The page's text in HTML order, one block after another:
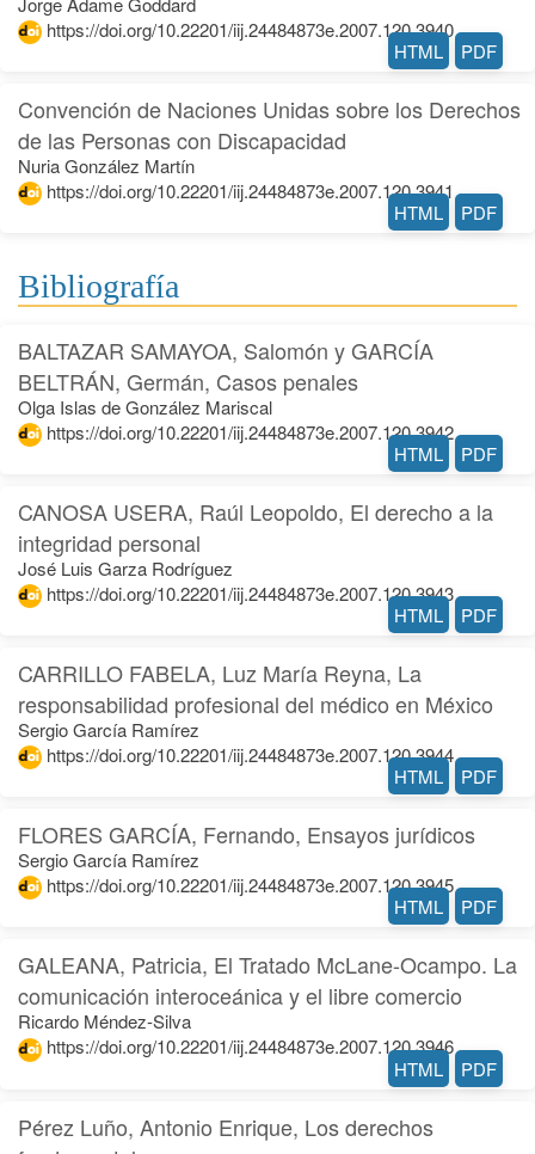
https://doi.org/10.22201/iij.24484873e.2007.120.3940
PDF
HTML
Convención de Naciones Unidas sobre los Derechos
de las Personas con Discapacidad
Nuria González Martín
https://doi.org/10.22201/iij.24484873e.2007.120.3941
PDF
HTML
Bibliografía
BALTAZAR SAMAYOA, Salomón y GARCÍA
BELTRÁN, Germán, Casos penales
Olga Islas de González Mariscal
https://doi.org/10.22201/iij.24484873e.2007.120.3942
PDF
HTML
CANOSA USERA, Raúl Leopoldo, El derecho a la
integridad personal
José Luis Garza Rodríguez
https://doi.org/10.22201/iij.24484873e.2007.120.3943
PDF
HTML
CARRILLO FABELA, Luz María Reyna, La
responsabilidad profesional del médico en México
Sergio García Ramírez
https://doi.org/10.22201/iij.24484873e.2007.120.3944
PDF
HTML
FLORES GARCÍA, Fernando, Ensayos jurídicos
Sergio García Ramírez
https://doi.org/10.22201/iij.24484873e.2007.120.3945
PDF
HTML
GALEANA, Patricia, El Tratado McLane-Ocampo. La
comunicación interoceánica y el libre comercio
Ricardo Méndez-Silva
https://doi.org/10.22201/iij.24484873e.2007.120.3946
PDF
HTML
Pérez Luño, Antonio Enrique, Los derechos